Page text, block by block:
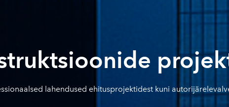
lahendused ehitusprojektidest kuni